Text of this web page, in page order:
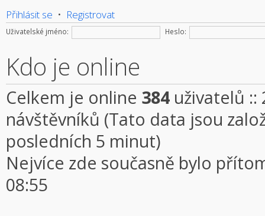
Přihlásit se • Registrovat
Uživatelské jméno: Heslo:
Kdo je online
Celkem je online 384 uživatelů ::
návštěvníků (Tato data jsou
posledních 5 minut)
Nejvíce zde současně bylo
08:55